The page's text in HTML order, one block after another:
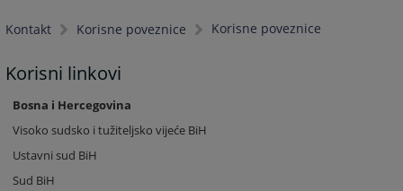
Kontakt Korisne poveznice Korisne poveznice
Korisni linkovi
Bosna i Hercegovina
Visoko sudsko i tužiteljsko vijeće BiH
Ustavni sud BiH
Sud BiH